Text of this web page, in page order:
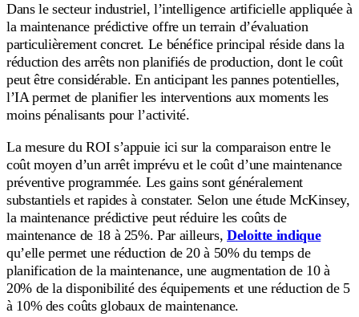
Dans le secteur industriel, l’intelligence artificielle appliquée à
la maintenance prédictive offre un terrain d’évaluation
particulièrement concret. Le bénéfice principal réside dans la
réduction des arrêts non planifiés de production, dont le coût
peut être considérable. En anticipant les pannes potentielles,
l’IA permet de planifier les interventions aux moments les
moins pénalisants pour l’activité.
La mesure du ROI s’appuie ici sur la comparaison entre le
coût moyen d’un arrêt imprévu et le coût d’une maintenance
préventive programmée. Les gains sont généralement
substantiels et rapides à constater. Selon une étude McKinsey,
la maintenance prédictive peut réduire les coûts de
maintenance de 18 à 25%. Par ailleurs, Deloitte indique
qu’elle permet une réduction de 20 à 50% du temps de
planification de la maintenance, une augmentation de 10 à
20% de la disponibilité des équipements et une réduction de 5
à 10% des coûts globaux de maintenance.